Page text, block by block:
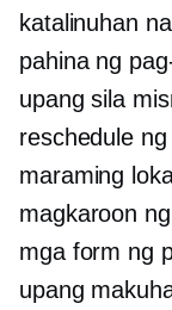
katalinuhan
pahina ng
upang sila
reschedule
maraming
magkaroon
mga form ng
upang